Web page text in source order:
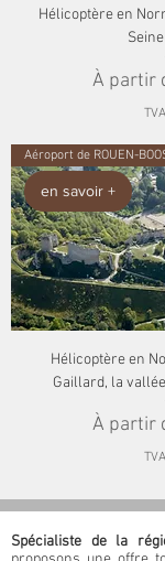
Hélicoptère en
À partir
Prix
en savoir +
Aéroport de ROUEN-
Hélicoptère en
Gaillard, la
À partir
Prix
Spécialiste de la